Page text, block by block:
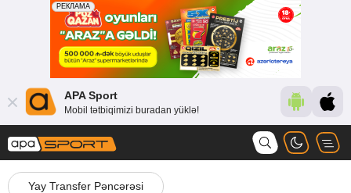
APA Sport
Mobil tətbiqimizi buradan yüklə!
Yay Transfer Pəncərəsi